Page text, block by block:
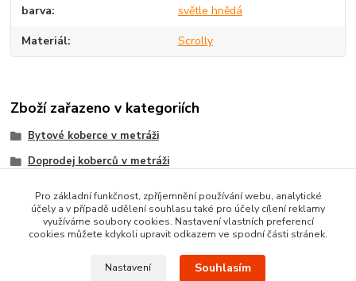
barva světle hnědá
Materiál Scrolly
Zboží zařazeno v kategoriích
Bytové koberce v metráži
Doprodej koberců v metráži
SCROLLY koberce metráž
Pro základní funkčnost, zpříjemnění používání webu, analytické
účely a v případě udělení souhlasu také pro účely cílení reklamy
využíváme soubory cookies. Nastavení vlastních preferencí
cookies můžete kdykoli upravit odkazem ve spodní části stránek.
Nastavení Souhlasím